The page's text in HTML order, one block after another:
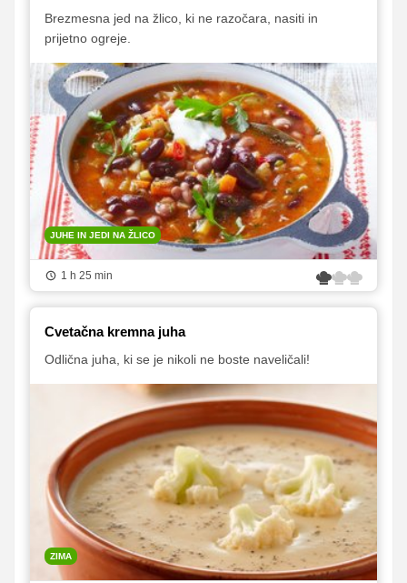
Brezmesna jed na žlico, ki ne razočara, nasiti in
prijetno ogreje.
JUHE IN JEDI NA ŽLICO
1 h 25 min
Cvetačna kremna juha
Odlična juha, ki se je nikoli ne boste naveličali!
ZIMA